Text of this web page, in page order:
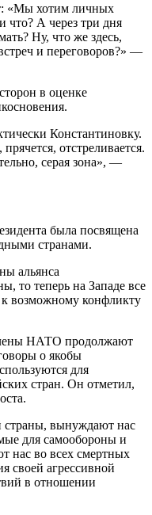
«Мы хотим личных
что? А через три дня
Ну, что же здесь,
и переговоров?» —
в оценке
Константиновку.
отстреливается.
серая зона», —
была посвящена
странами.
альянса
то теперь на Западе все
к возможному конфликту
НАТО продолжают
о якобы
для
стран. Он отметил,
страны, вынуждают нас
для самообороны и
нас во всех смертных
своей агрессивной
в отношении